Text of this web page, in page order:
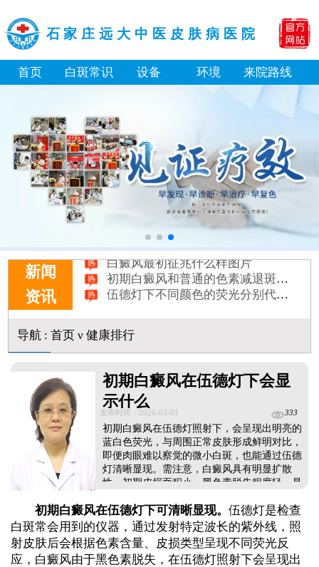
石家庄远大中医皮肤病医院
首页 白斑常识 设备 环境 来院路线
新闻
资讯
身体黑色素缺失是什么原因引起
白癜风打复色针有没有治好的案例
白癜风最初征兆什么样图片
初期白癜风和普通的色素减退斑怎么区分
伍德灯下不同颜色的荧光分别代表什么病
皮肤上的小白点和白癜风有什么区别
淘宝购买的伍德灯检查白斑准确吗
大面积白斑做全身仓光疗怎么样
导航: 首页ν 健康排行
初期白癜风在伍德灯下会显
示什么
发布时间：2026-03-01 333
初期白癜风在伍德灯照射下，会呈现出明亮的
蓝白色荧光，与周围正常皮肤形成鲜明对比，
即便肉眼难以察觉的微小白斑，也能通过伍德
灯清晰显现。需注意，白癜风具有明显扩散
性，初期皮损面积小、黑色素脱失程度轻，是
促进黑色素恢复，治疗期间需遵循科学规范原
则，避免盲目用药，同时保持耐心，坚持足
量、足疗程治疗，不可因短期未见效果而擅自
停药。...
初期白癜风在伍德灯下可清晰显现。 伍德灯是检查
白斑常会用到的仪器，通过发射特定波长的紫外线，照
射皮肤后会根据色素含量、皮损类型呈现不同荧光反
应，白癜风由于黑色素脱失，在伍德灯照射下会呈现出